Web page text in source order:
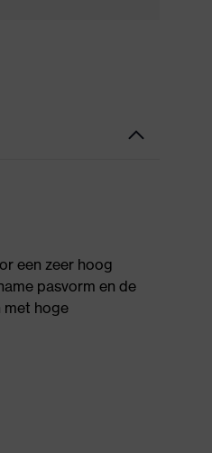
een zeer hoog
pasvorm en de
met hoge